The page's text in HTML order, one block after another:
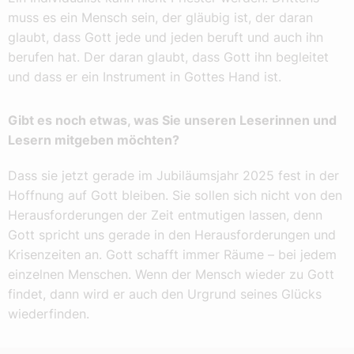
muss es ein Mensch sein, der gläubig ist, der daran
glaubt, dass Gott jede und jeden beruft und auch ihn
berufen hat. Der daran glaubt, dass Gott ihn begleitet
und dass er ein Instrument in Gottes Hand ist.
Gibt es noch etwas, was Sie unseren Leserinnen und
Lesern mitgeben möchten?
Dass sie jetzt gerade im Jubiläumsjahr 2025 fest in der
Hoffnung auf Gott bleiben. Sie sollen sich nicht von den
Herausforderungen der Zeit entmutigen lassen, denn
Gott spricht uns gerade in den Herausforderungen und
Krisenzeiten an. Gott schafft immer Räume – bei jedem
einzelnen Menschen. Wenn der Mensch wieder zu Gott
findet, dann wird er auch den Urgrund seines Glücks
wiederfinden.